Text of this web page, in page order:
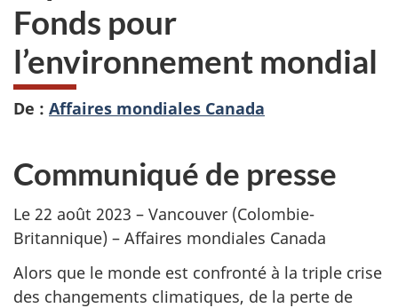
Fonds pour
l’environnement mondial
De : Affaires mondiales Canada
Communiqué de presse
Le 22 août 2023 – Vancouver (Colombie-
Britannique) – Affaires mondiales Canada
Alors que le monde est confronté à la triple crise
des changements climatiques, de la perte de